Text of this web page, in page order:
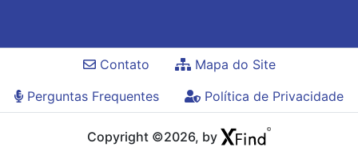
Contato
Mapa do Site
Perguntas Frequentes
Política de Privacidade
Copyright ©2026, by